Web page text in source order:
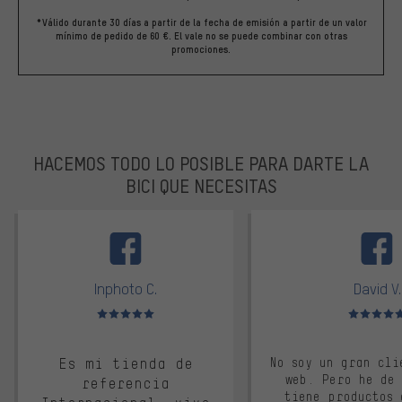
*Válido durante 30 días a partir de la fecha de emisión a partir de un valor
mínimo de pedido de 60 €. El vale no se puede combinar con otras
promociones.
HACEMOS TODO LO POSIBLE PARA DARTE LA
BICI QUE NECESITAS
Inphoto C.
Valoración media: 5 de 5
Es mi tienda de
referencia
David V.
Valoración
No soy un gran
web. Pero he
tiene productos